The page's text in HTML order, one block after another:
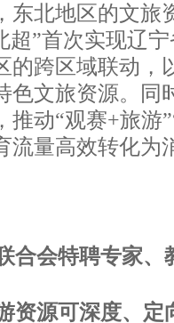
东北地区的文旅
超”首次实现辽
的跨区域联动，
色文旅资源。同
推动“观赛+旅游
流量高效转化为
合会特聘专家、
资源可深度、定